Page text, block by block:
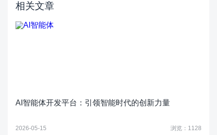
相关文章
AI智能体开发平台：引领智能时代的创新力量
2026-05-15 浏览：1128